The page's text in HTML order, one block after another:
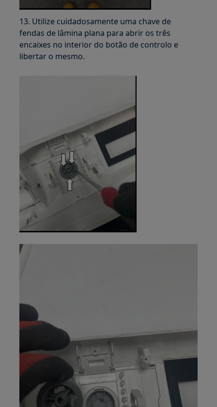
13. Utilize cuidadosamente uma chave de
fendas de lâmina plana para abrir os três
encaixes no interior do botão de controlo e
libertar o mesmo.